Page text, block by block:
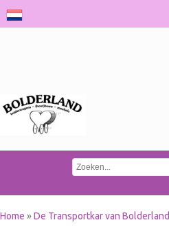
Home »De Transportkar van Bolderland